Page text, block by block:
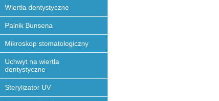
Wiertła dentystyczne
Palnik Bunsena
Mikroskop stomatologiczny
Uchwyt na wiertła
dentystyczne
Sterylizator UV